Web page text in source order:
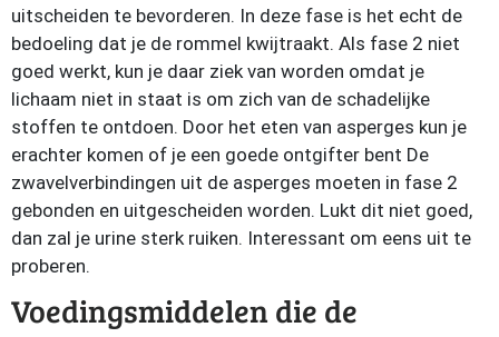
uitscheiden te bevorderen. In deze fase is het echt de
bedoeling dat je de rommel kwijtraakt. Als fase 2 niet
goed werkt, kun je daar ziek van worden omdat je
lichaam niet in staat is om zich van de schadelijke
stoffen te ontdoen. Door het eten van asperges kun je
erachter komen of je een goede ontgifter bent De
zwavelverbindingen uit de asperges moeten in fase 2
gebonden en uitgescheiden worden. Lukt dit niet goed,
dan zal je urine sterk ruiken. Interessant om eens uit te
proberen.
Voedingsmiddelen die de